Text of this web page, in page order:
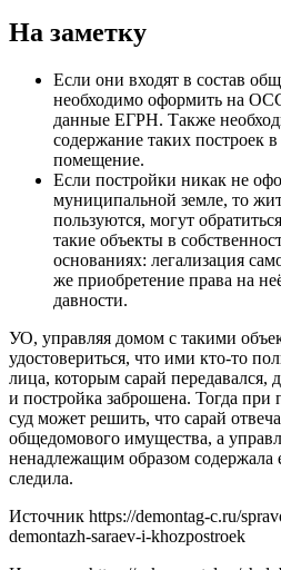
На заметку
Если они входят в состав
необходимо оформить на
данные ЕГРН. Также
содержание таких построек
помещение.
Если постройки никак не
муниципальной земле, то
пользуются, могут
такие объекты в
основаниях: легализация
же приобретение права на
давности.
УО, управляя домом с такими
удостовериться, что ими кто-то
лица, которым сарай передавался,
и постройка заброшена. Тогда
суд может решить, что сарай
общедомового имущества, а
ненадлежащим образом содержала
следила.
Источник https://demontag-c.ru/
demontazh-saraev-i-khozpostroek